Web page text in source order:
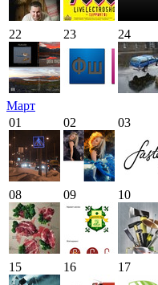
22 23 24
Март
01
02 03
08 09 10
15 16 17